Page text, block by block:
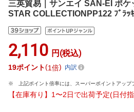
三英貿易｜サンエイ SAN-EI ポ
STAR COLLECTIONPP122 ﾌﾞﾗｯ
2,110 円(税込)
19ポイント 1倍 内訳
上記ポイント倍率には、スーパーポイントアップ
【在庫有り】1〜2日で出荷予定(日付